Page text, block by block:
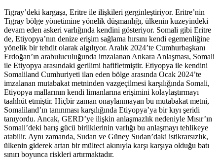
Tigray’deki kargaşa, Eritre ile ilişkileri gerginleştiriyor. Eritre’nin
Tigray bölge yönetimine yönelik düşmanlığı, ülkenin kuzeyindeki
devam eden askeri varlığında kendini gösteriyor. Somali gibi Eritre
de, Etiyopya’nın denize erişim sağlama hırsını kendi egemenliğine
yönelik bir tehdit olarak algılıyor. Aralık 2024’te Cumhurbaşkanı
Erdoğan’ın arabuluculuğunda imzalanan Ankara Anlaşması, Somali
ile Etiyopya arasındaki gerilimi hafifletmiştir. Etiyopya ile kendini
Somaliland Cumhuriyeti ilan eden bölge arasında Ocak 2024’te
imzalanan mutabakat metninden vazgeçilmesi karşılığında Somali,
Etiyopya mallarının kendi limanlarına erişimini kolaylaştırmayı
taahhüt etmiştir. Hiçbir zaman onaylanmayan bu mutabakat metni,
Somaliland’ın tanınması karşılığında Etiyopya’ya bir kıyı şeridi
tanıyordu. Ancak, GERD’ye ilişkin anlaşmazlık nedeniyle Mısır’ın
Somali’deki barış gücü birliklerinin varlığı bu anlaşmayı tehlikeye
atabilir. Aynı zamanda, Sudan ve Güney Sudan’daki istikrarsızlık,
ülkenin giderek artan bir mülteci akınıyla karşı karşıya olduğu batı
sınırı boyunca riskleri artırmaktadır.